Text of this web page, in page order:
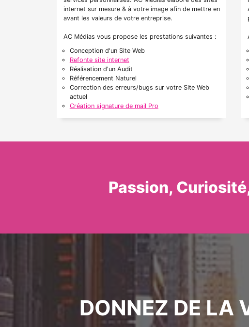
internet sur mesure & à votre image afin de mettre en
avant les valeurs de votre entreprise.
AC Médias vous propose les prestations suivantes :
Conception d'un Site Web
Refonte site internet
Réalisation d'un Audit
Référencement Naturel
Correction des erreurs/bugs sur votre Site Web
actuel
Création signature de mail Pro
Passion,
DONNEZ DE LA